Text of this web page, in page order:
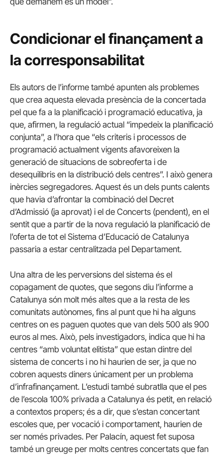
Condicionar el finançament a
la corresponsabilitat
Els autors de l’informe també apunten als problemes
que crea aquesta elevada presència de la concertada
pel que fa a la planificació i programació educativa, ja
que, afirmen, la regulació actual “impedeix la planificació
conjunta”, a l’hora que “els criteris i processos de
programació actualment vigents afavoreixen la
generació de situacions de sobreoferta i de
desequilibris en la distribució dels centres”. I això genera
inèrcies segregadores. Aquest és un dels punts calents
que havia d’afrontar la combinació del Decret
d’Admissió (ja aprovat) i el de Concerts (pendent), en el
sentit que a partir de la nova regulació la planificació de
l’oferta de tot el Sistema d’Educació de Catalunya
passaria a estar centralitzada pel Departament.
Una altra de les perversions del sistema és el
copagament de quotes, que segons diu l’informe a
Catalunya són molt més altes que a la resta de les
comunitats autònomes, fins al punt que hi ha alguns
centres on es paguen quotes que van dels 500 als 900
euros al mes. Això, pels investigadors, indica que hi ha
centres “amb voluntat elitista” que estan dintre del
sistema de concerts i no hi haurien de ser, ja que no
cobren aquests diners únicament per un problema
d’infrafinançament. L’estudi també subratlla que el pes
de l’escola 100% privada a Catalunya és petit, en relació
a contextos propers; és a dir, que s’estan concertant
escoles que, per vocació i comportament, haurien de
ser només privades. Per Palacín, aquest fet suposa
també un greuge per molts centres concertats que fan